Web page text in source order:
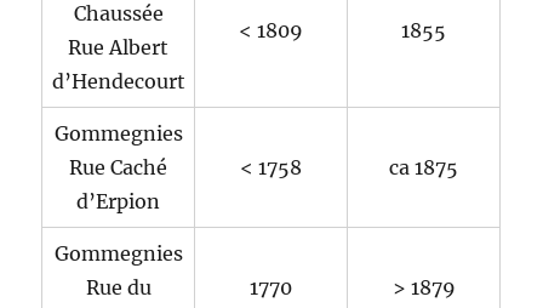
Chaussée
Rue Albert
d’Hendecourt
< 1809 1855
Gommegnies
Rue Caché
d’Erpion
< 1758 ca 1875
Gommegnies
Rue du
1770 > 1879